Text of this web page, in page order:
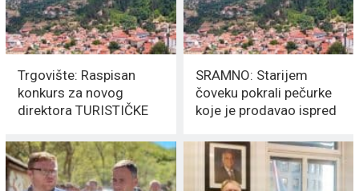
Trgovište: Raspisan
konkurs za novog
direktora TURISTIČKE
SRAMNO: Starijem
čoveku pokrali pečurke
koje je prodavao ispred